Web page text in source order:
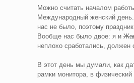
Можно считать началом
Международный женский
нас не было, поэтому праздник
Вообще нас было двое: я и
неплохо сработались, должен
В этот день мы думали, как
рамки монитора, в физический